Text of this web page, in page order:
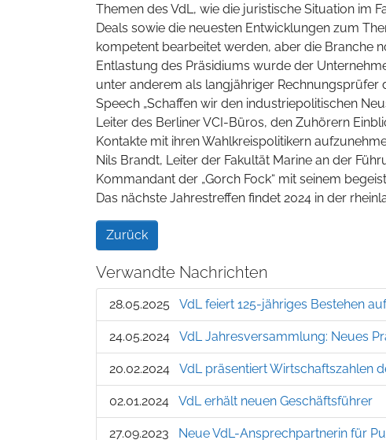
Themen des VdL, wie die juristische Situation im
Deals sowie die neuesten Entwicklungen zum
kompetent bearbeitet werden, aber die Branche
Entlastung des Präsidiums wurde der
unter anderem als langjähriger Rechnungsprüfer
Speech „Schaffen wir den industriepolitischen
Leiter des Berliner VCI-Büros, den Zuhörern
Kontakte mit ihren Wahlkreispolitikern
Nils Brandt, Leiter der Fakultät Marine an der
Kommandant der „Gorch Fock“ mit seinem
Das nächste Jahrestreffen findet 2024 in der
Zurück
Verwandte Nachrichten
28.05.2025 VdL feiert 125-jähriges Bestehen
24.05.2024 VdL Jahresversammlung: Neues
20.02.2024 VdL präsentiert Wirtschaftszahlen
02.01.2024 VdL erhält neuen Geschäftsführer
27.09.2023 Neue VdL-Ansprechpartnerin für